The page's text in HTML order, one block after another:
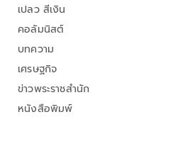
เปลว สีเงิน
คอลัมนิสต์
บทความ
เศรษฐกิจ
ข่าวพระราชสำนัก
หนังสือพิมพ์